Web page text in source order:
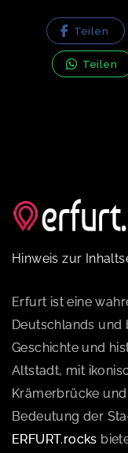
Teilen
Teilen
Hinweis zur
Erfurt ist eine
Deutschlands und
Geschichte und
Altstadt, mit
Krämerbrücke
Bedeutung der
ERFURT.rocks